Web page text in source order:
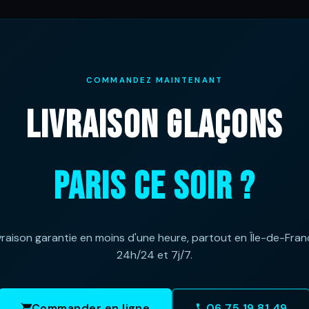
COMMANDEZ MAINTENANT
LIVRAISON GLAÇONS
PARIS CE SOIR ?
garantie en moins d'une heure, partout en Île-de-
24h/24 et 7j/7.